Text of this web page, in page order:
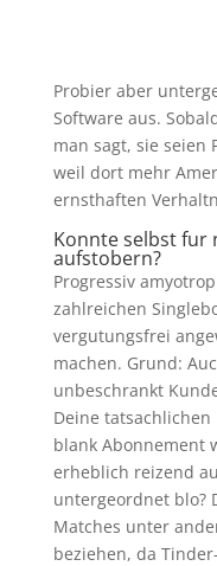
Probier aber
Software aus.
man sagt, sie seien
weil dort mehr
ernsthaften
Konnte selbst fur
aufstobern?
Progressiv
zahlreichen
vergutungsfrei
machen. Grund:
unbeschrankt
Deine
blank Abonnement
erheblich reizend
untergeordnet blo?
Matches unter
beziehen, da